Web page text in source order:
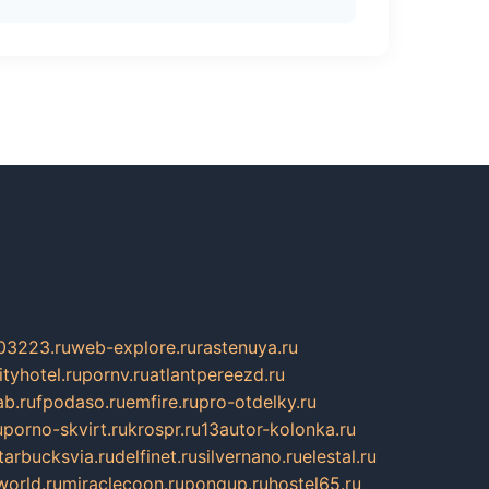
web-explore.rurastenuya.ru
pornv.ruatlantpereezd.ru
fpodaso.ruemfire.rupro-otdelky.ru
porno-skvirt.rukrospr.ru13autor-kolonka.ru
delfinet.rusilvernano.ruelestal.ru
miraclecoon.rupongup.ruhostel65.ru